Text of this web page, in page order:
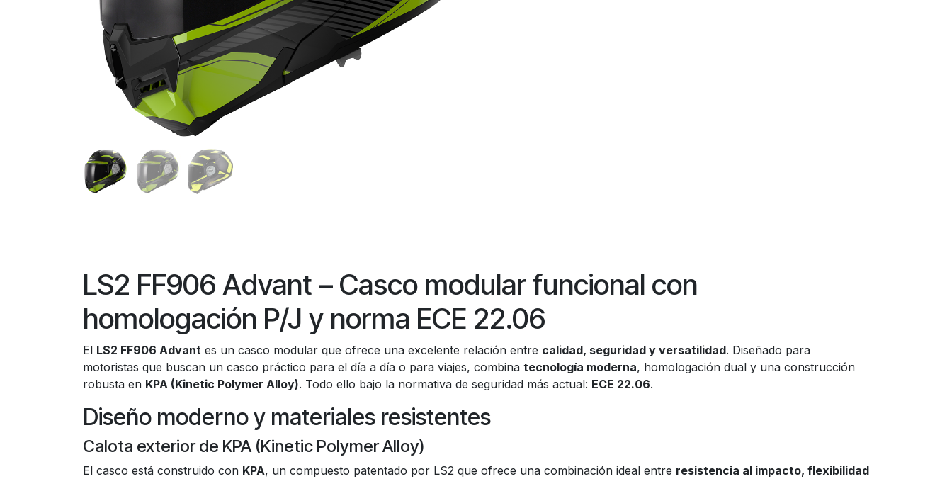
LS2 FF906 Advant – Casco modular funcional con
homologación P/J y norma ECE 22.06
El LS2 FF906 Advant es un casco modular que ofrece una excelente relación entre calidad, seguridad y versatilidad. Diseñado para
motoristas que buscan un casco práctico para el día a día o para viajes, combina tecnología moderna, homologación dual y una construcción
robusta en KPA (Kinetic Polymer Alloy). Todo ello bajo la normativa de seguridad más actual: ECE 22.06.
Diseño moderno y materiales resistentes
Calota exterior de KPA (Kinetic Polymer Alloy)
El casco está construido con KPA, un compuesto patentado por LS2 que ofrece una combinación ideal entre resistencia al impacto, flexibilidad